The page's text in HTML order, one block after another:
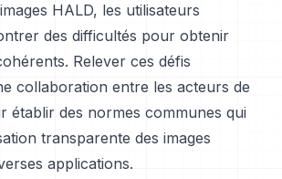
HALD, les utilisateurs
des difficultés pour obtenir
Relever ces défis
collaboration entre les acteurs de
établir des normes communes qui
transparente des images
applications.